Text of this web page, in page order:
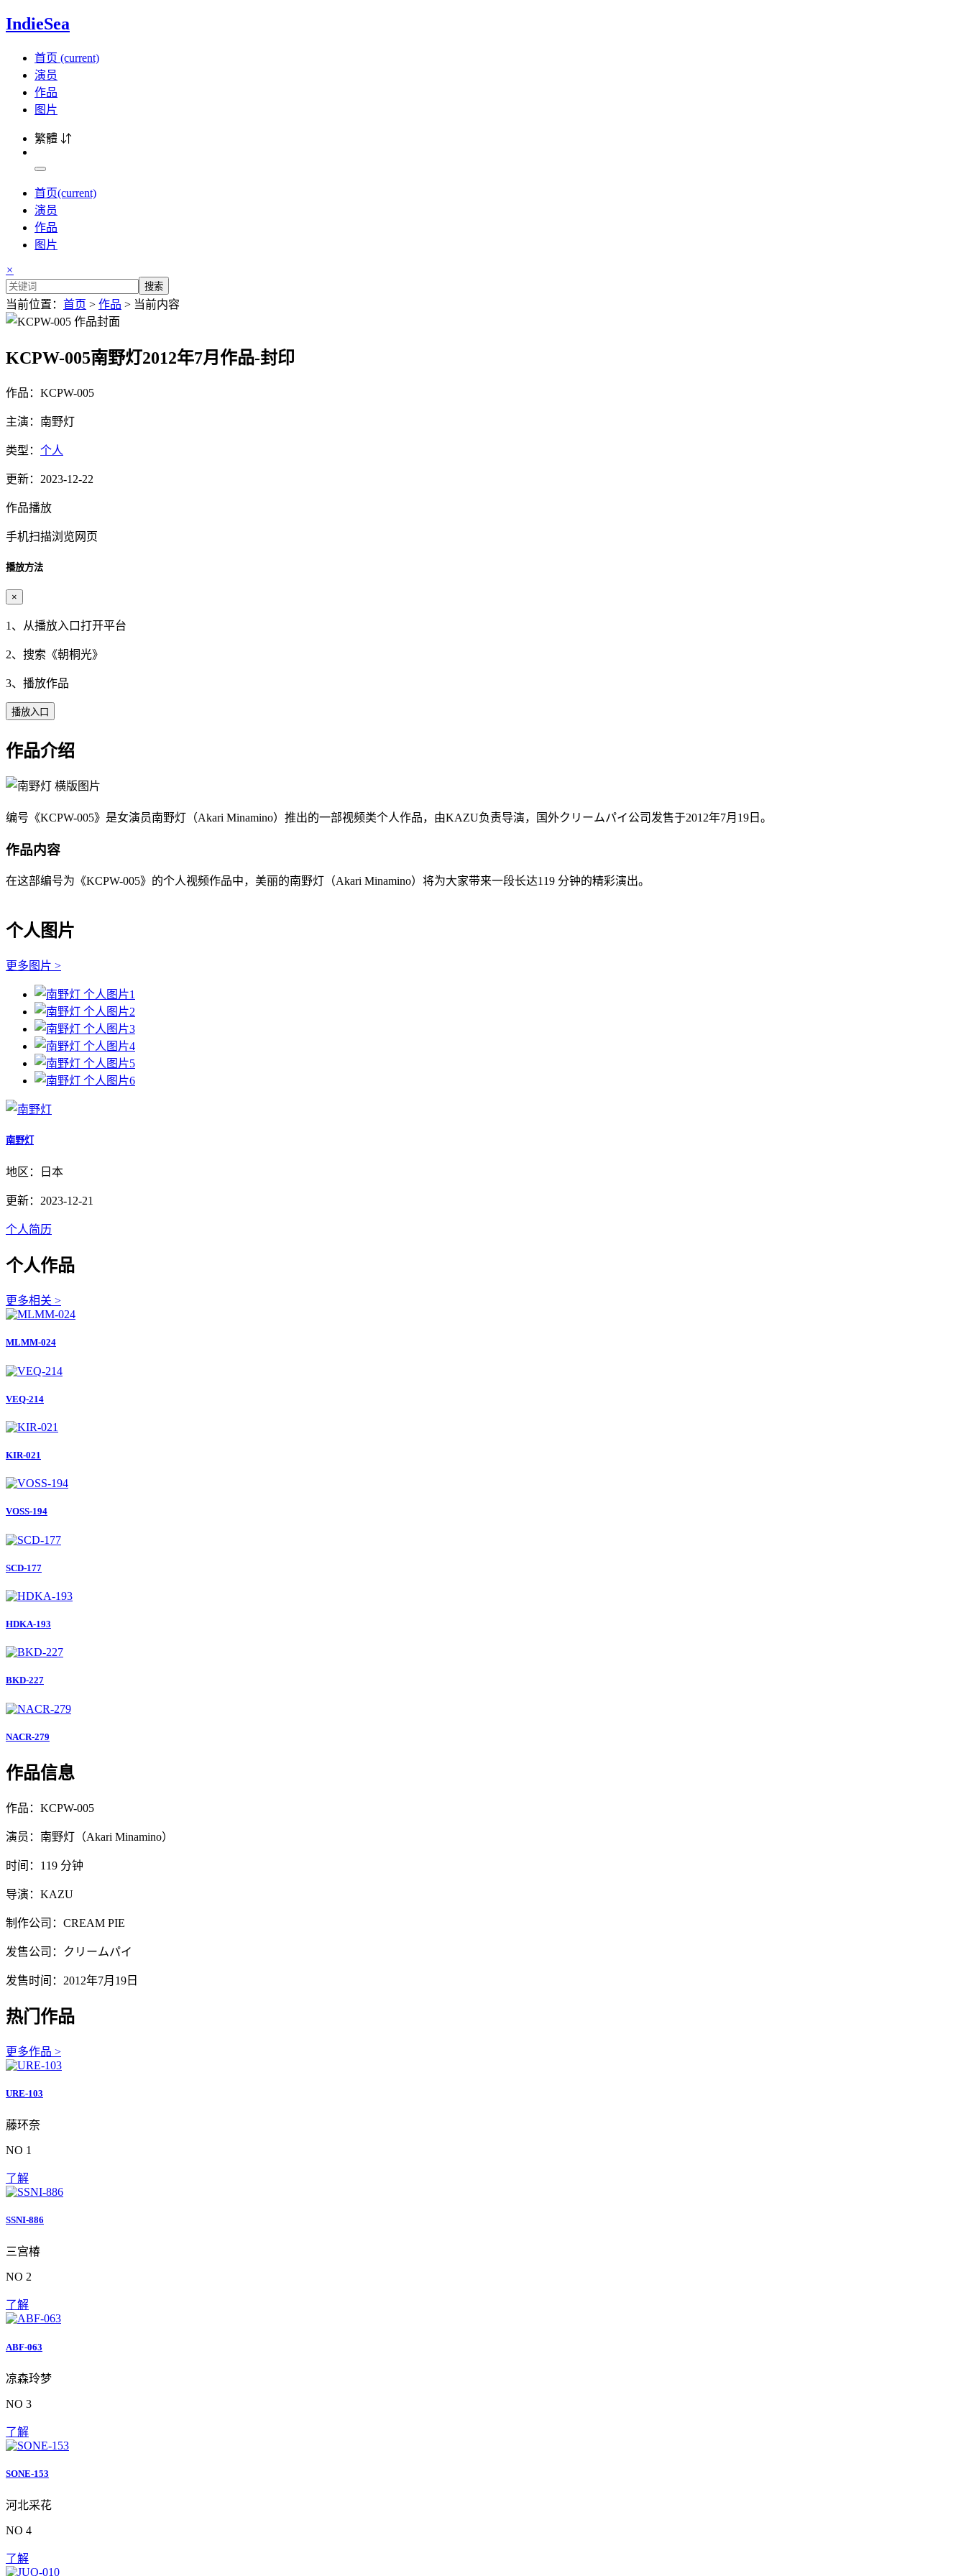
IndieSea
首页 (current)
演员
作品
图片
繁體 ⇵
首页(current)
演员
作品
图片
×
搜索
当前位置： 首页 > 作品 > 当前内容
KCPW-005南野灯2012年7月作品-封印
作品：KCPW-005
主演：南野灯
类型： 个人
更新：2023-12-22
作品播放
手机扫描浏览网页
播放方法
×
1、从播放入口打开平台
2、搜索《朝桐光》
3、播放作品
播放入口
作品介绍
编号《KCPW-005》是女演员南野灯（Akari Minamino）推出的一部视频类个人作品，由KAZU负责导演，国外クリームパイ公司发售于2012年7月19日。
作品内容
在这部编号为《KCPW-005》的个人视频作品中，美丽的南野灯（Akari Minamino）将为大家带来一段长达119 分钟的精彩演出。
个人图片
更多图片 >
南野灯
地区：日本
更新：2023-12-21
个人简历
个人作品
更多相关 >
MLMM-024
VEQ-214
KIR-021
VOSS-194
SCD-177
HDKA-193
BKD-227
NACR-279
作品信息
作品：KCPW-005
演员：南野灯（Akari Minamino）
时间：119 分钟
导演：KAZU
制作公司：CREAM PIE
发售公司：クリームパイ
发售时间：2012年7月19日
热门作品
更多作品 >
URE-103
藤环奈
NO 1
了解
SSNI-886
三宫椿
NO 2
了解
ABF-063
凉森玲梦
NO 3
了解
SONE-153
河北采花
NO 4
了解